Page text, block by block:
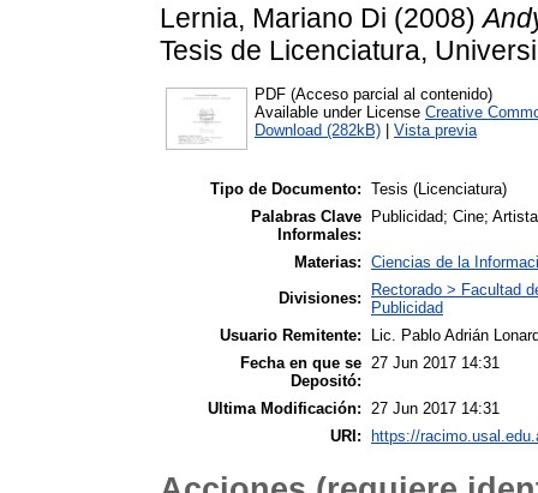
Lernia, Mariano Di (2008)
Tesis de Licenciatura,
PDF (Acceso parcial al contenido)
Available under License Creative
Download (282kB)
Vista previa
Tipo de Documento: Tesis (Licenciatura)
Palabras Clave
Informales:
Publicidad; Cine;
Materias: Ciencias de la
Divisiones:
Rectorado > Facultad
Publicidad
Usuario Remitente:
Lic. Pablo Adrián
Fecha en que se
Depositó:
27 Jun 2017 14:31
Ultima Modificación: 27 Jun 2017 14:31
URI:
https://